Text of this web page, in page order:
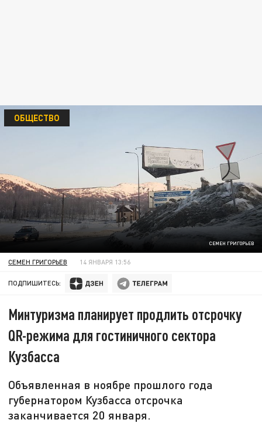
СЕМЕН ГРИГОРЬЕВ
ОБЩЕСТВО
СЕМЕН ГРИГОРЬЕВ 14 ЯНВАРЯ 13:56
ПОДПИШИТЕСЬ:
Минтуризма планирует продлить отсрочку
QR-режима для гостиничного сектора
Кузбасса
Объявленная в ноябре прошлого года
губернатором Кузбасса отсрочка
заканчивается 20 января.